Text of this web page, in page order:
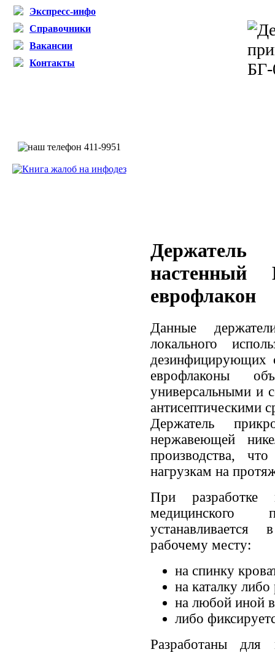
Экспресс-инфо
Справочники
Вакансии
Контакты
еврофлакон
Данные
локального
дезинфицирующих
еврофлаконы
универсальными и
антисептическими
Держатель
нержавеющей
производства,
нагрузкам на
При разработке
медицинского
рабочему месту:
на спинку
на каталку
на любой иной
либо
Разработаны